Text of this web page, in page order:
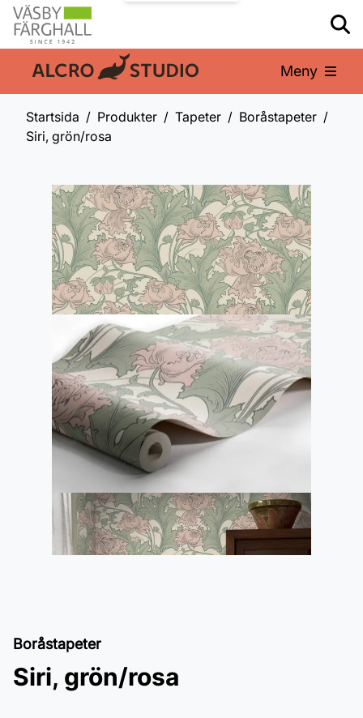
En del av: Meny
Startsida Produkter Tapeter
Boråstapeter
Siri, grön/rosa
Boråstapeter
Siri, grön/rosa